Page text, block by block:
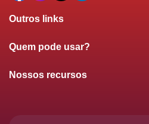
Outros links
Quem pode usar?
Nossos recursos